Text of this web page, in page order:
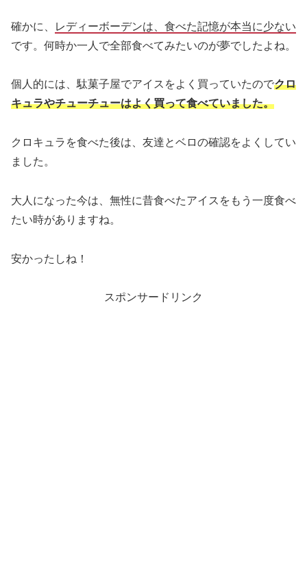
確かに、
レディーボーデンは、食べた記憶が本当に少ない
です。何時か一人で全部食べてみたいのが夢でしたよね。
個人的には、駄菓子屋でアイスをよく買っていたのでクロ
キュラやチューチューはよく買って食べていました。
クロキュラを食べた後は、友達とベロの確認をよくしてい
ました。
大人になった今は、無性に昔食べたアイスをもう一度食べ
たい時がありますね。
安かったしね！
スポンサードリンク